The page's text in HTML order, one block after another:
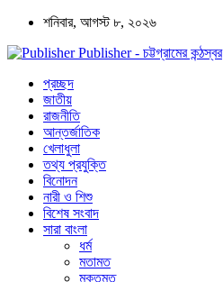
শনিবার, আগস্ট ৮, ২০২৬
Publisher - চট্টগ্রামের কন্ঠস্বর
প্রচ্ছদ
জাতীয়
রাজনীতি
আন্তর্জাতিক
খেলাধুলা
তথ্য প্রযুক্তি
বিনোদন
নারী ও শিশু
বিশেষ সংবাদ
সারা বাংলা
ধর্ম
মতামত
মুক্তমত